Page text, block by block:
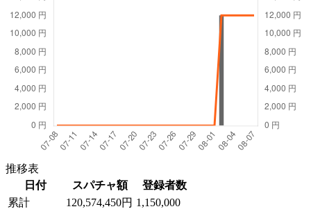
推移表
日付
スパチャ額
登録者数
累計
120,574,450円 1,150,000